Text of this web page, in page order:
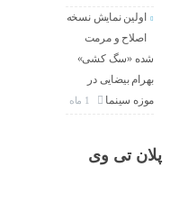
اولین نمایش نسخه
اصلاح و مرمت
شده «سگ کشی»
بهرام بیضایی در
موزه سینما
پلان تی وی